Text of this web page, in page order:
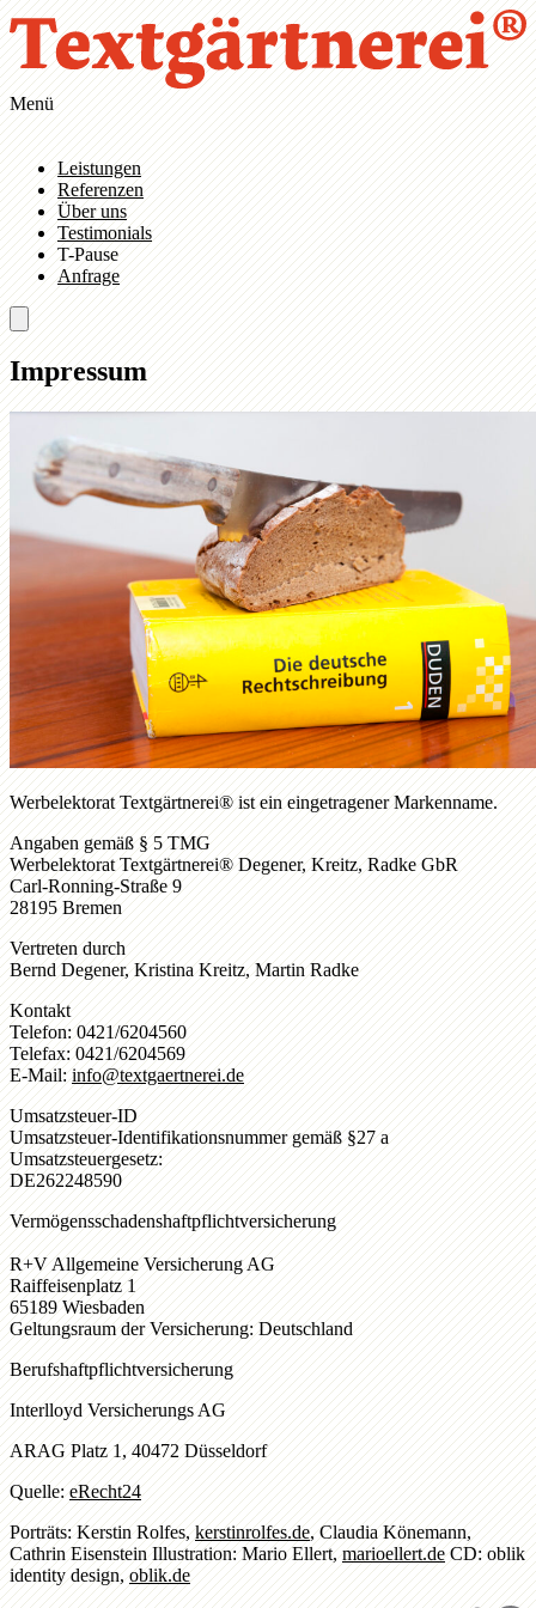
Zum Hauptinhalt springen
Zur Navigation springen
Menü
Leistungen
Referenzen
Über uns
Testimonials
T-Pause
Anfrage
Impressum
Werbelektorat Textgärtnerei® ist ein eingetragener Markenname.
Angaben gemäß § 5 TMG
Werbelektorat Textgärtnerei® Degener, Kreitz, Radke GbR
Carl-Ronning-Straße 9
28195 Bremen
Vertreten durch
Bernd Degener, Kristina Kreitz, Martin Radke
Kontakt
Telefon: 0421/6204560
Telefax: 0421/6204569
E-Mail:info@textgaertnerei.de
Umsatzsteuer-ID
Umsatzsteuer-Identifikationsnummer gemäß §27 a
Umsatzsteuergesetz:
DE262248590
Vermögensschadenshaftpflichtversicherung
R+V Allgemeine Versicherung AG
Raiffeisenplatz 1
65189 Wiesbaden
Geltungsraum der Versicherung: Deutschland
Berufshaftpflichtversicherung
Interlloyd Versicherungs AG
ARAG Platz 1, 40472 Düsseldorf
Quelle:eRecht24
Porträts: Kerstin Rolfes,kerstinrolfes.de, Claudia Könemann,
Cathrin EisensteinIllustration: Mario Ellert,marioellert.de CD:oblik
identity design,oblik.de